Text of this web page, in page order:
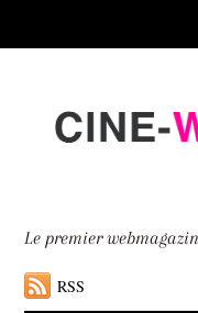
down
Le premier
RSS